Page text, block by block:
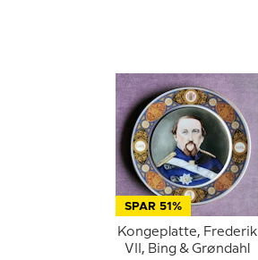
SPAR 51%
Kongeplatte, Frederik
VII, Bing & Grøndahl